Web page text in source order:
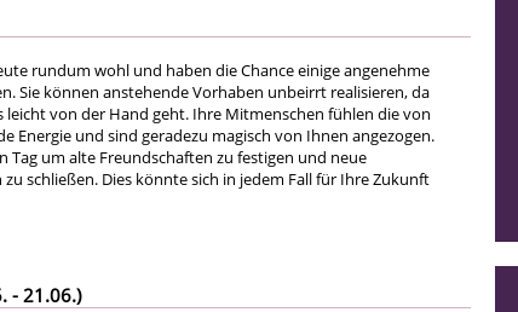
rundum wohl und haben die Chance einige angenehme
Sie können anstehende Vorhaben unbeirrt realisieren, da
leicht von der Hand geht. Ihre Mitmenschen fühlen die von
Energie und sind geradezu magisch von Ihnen angezogen.
Tag um alte Freundschaften zu festigen und neue
schließen. Dies könnte sich in jedem Fall für Ihre Zukunft
- 21.06.)